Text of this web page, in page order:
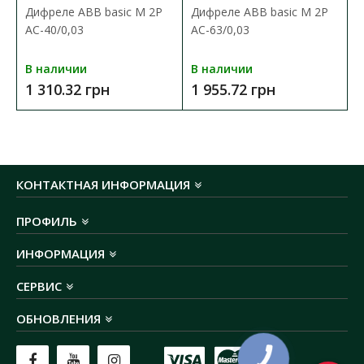
сечения кабеля:
до 25 мм2
Дифреле ABB basic M 2P
AC-40/0,03
В наличии
1 310.32 грн
Дифреле ABB basic M 2P
AC-63/0,03
В наличии
1 955.72 грн
КОНТАКТНАЯ ИНФОРМАЦИЯ
ПРОФИЛЬ
ИНФОРМАЦИЯ
СЕРВИС
ОБНОВЛЕНИЯ
КНОПКА
ЗВ'ЯЗКУ